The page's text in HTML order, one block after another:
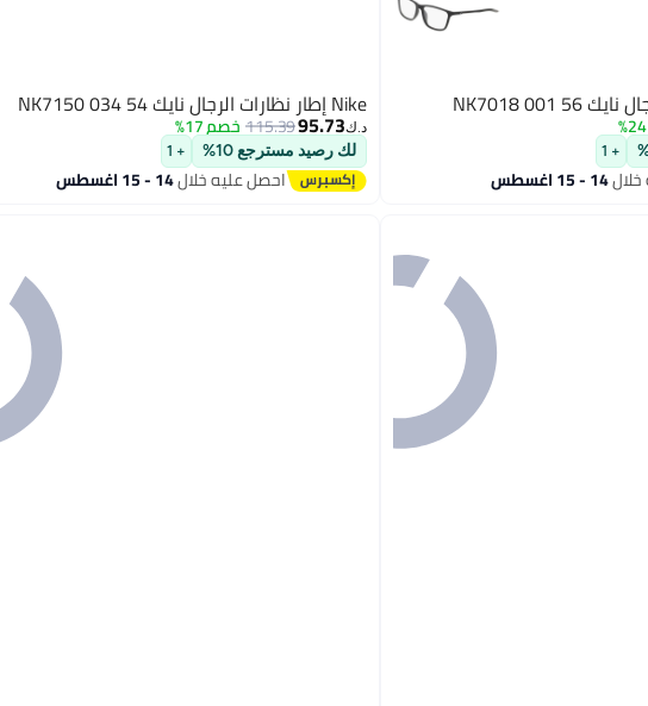
+ 1
14 - 15 اغسطس
Nike إطار نظارات الرجال نايك NK7150 034 54
د.ك‏95.73
115.39خصم 17%
لك رصيد مسترجع 10% + 1
احصل عليه خلال14 - 15 اغسطس